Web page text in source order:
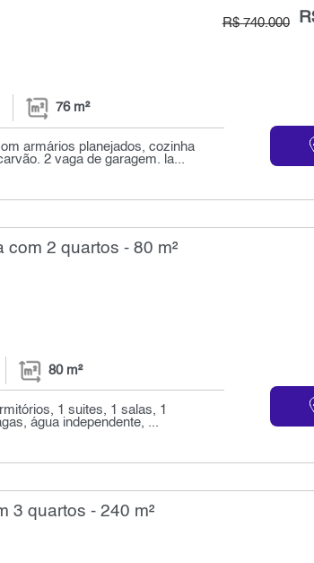
R$ 740.000
76 m²
armários planejados, cozinha
2 vaga de garagem. la...
2 quartos - 80 m²
80 m²
1 suites, 1 salas, 1
água independente, ...
3 quartos - 240 m²